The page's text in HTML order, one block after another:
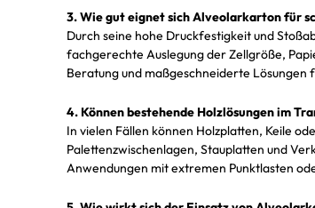
3. Wie gut eignet sich Alveolarkarton für
Durch seine hohe Druckfestigkeit und
fachgerechte Auslegung der Zellgröße,
Beratung und maßgeschneiderte Lösungen
4. Können bestehende Holzlösungen im
In vielen Fällen können Holzplatten, Keile
Palettenzwischenlagen, Stauplatten und
Anwendungen mit extremen Punktlasten